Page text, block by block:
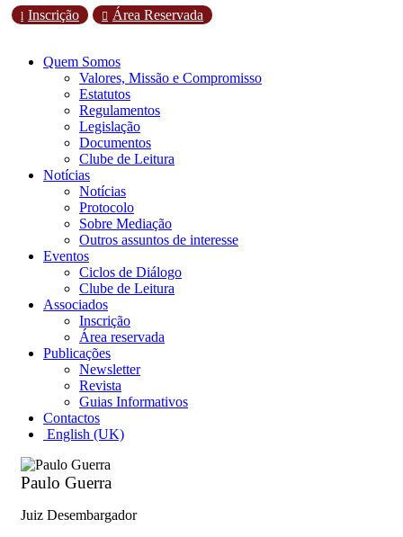
l Inscrição  Área Reservada
Quem Somos
Valores, Missão e Compromisso
Estatutos
Regulamentos
Legislação
Documentos
Clube de Leitura
Notícias
Notícias
Protocolo
Sobre Mediação
Outros assuntos de interesse
Eventos
Ciclos de Diálogo
Clube de Leitura
Associados
Inscrição
Área reservada
Publicações
Newsletter
Revista
Guias Informativos
Contactos
English (UK)
Paulo Guerra
Juiz Desembargador